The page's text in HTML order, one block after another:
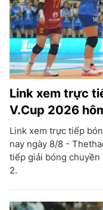
Link xem trực
V.Cup 2026
Link xem trực tiếp
nay ngày 8/8 -
tiếp giải bóng
2.